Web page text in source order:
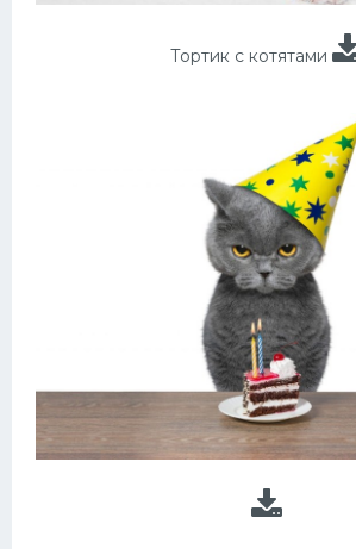
Тортик с котятами